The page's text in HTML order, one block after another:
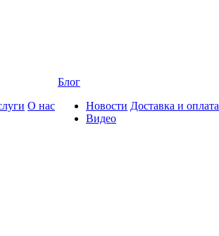
О нас
Блог
Новости
Видео
Доставка и оплата